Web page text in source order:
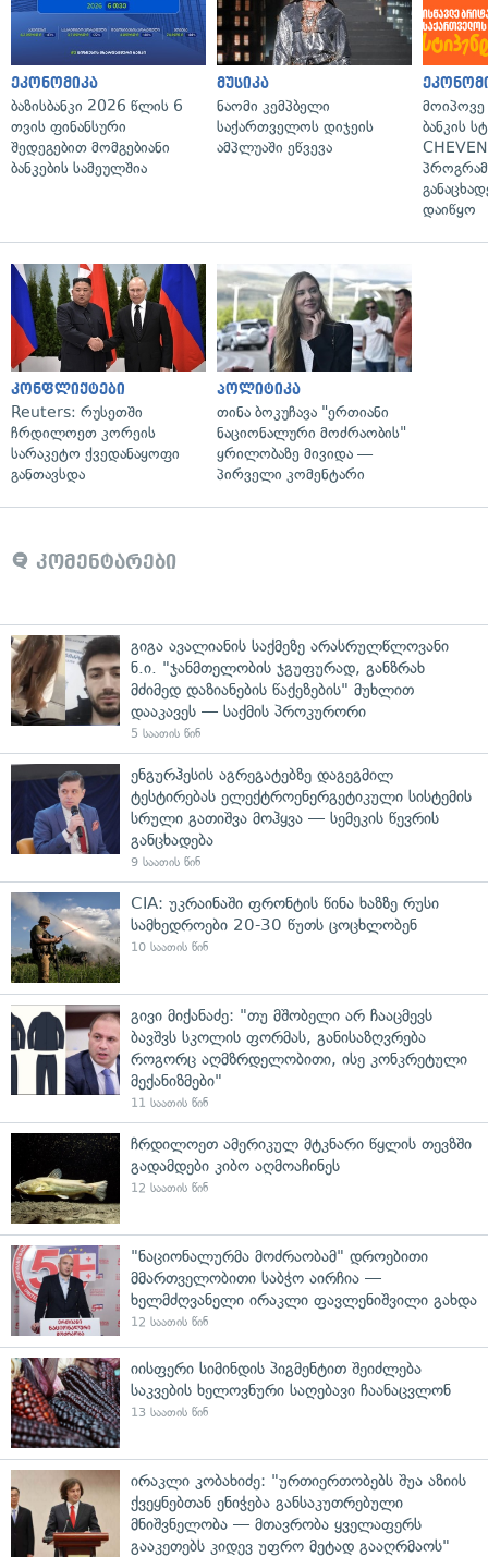
ეკონომიკა
ბაზისბანკი 2026 წლის 6
თვის ფინანსური
შედეგებით მომგებიანი
ბანკების სამეულშია
მუსიკა
ნაომი კემპბელი
საქართველოს დიჯეის
ამპლუაში ეწვევა
ბანკის
დაიწყო
კონფლიქტები
Reuters: რუსეთში
ჩრდილოეთ კორეის
სარაკეტო ქვედანაყოფი
განთავსდა
პოლიტიკა
თინა ბოკუჩავა "ერთიანი
ნაციონალური მოძრაობის"
ყრილობაზე მივიდა —
პირველი კომენტარი
კომენტარები
გიგა ავალიანის საქმეზე არასრულწლოვანი
ნ.ი. "ჯანმთელობის ჯგუფურად, განზრახ
მძიმედ დაზიანების წაქეზების" მუხლით
დააკავეს — საქმის პროკურორი
5 საათის წინ
ენგურჰესის აგრეგატებზე დაგეგმილ
ტესტირებას ელექტროენერგეტიკული სისტემის
სრული გათიშვა მოჰყვა — სემეკის წევრის
განცხადება
9 საათის წინ
CIA: უკრაინაში ფრონტის წინა ხაზზე რუსი
სამხედროები 20-30 წუთს ცოცხლობენ
10 საათის წინ
გივი მიქანაძე: "თუ მშობელი არ ჩააცმევს
ბავშვს სკოლის ფორმას, განისაზღვრება
როგორც აღმზრდელობითი, ისე კონკრეტული
მექანიზმები"
11 საათის წინ
ჩრდილოეთ ამერიკულ მტკნარი წყლის თევზში
გადამდები კიბო აღმოაჩინეს
12 საათის წინ
"ნაციონალურმა მოძრაობამ" დროებითი
მმართველობითი საბჭო აირჩია —
ხელმძღვანელი ირაკლი ფავლენიშვილი გახდა
12 საათის წინ
იისფერი სიმინდის პიგმენტით შეიძლება
საკვების ხელოვნური საღებავი ჩაანაცვლონ
13 საათის წინ
ირაკლი კობახიძე: "ურთიერთობებს შუა აზიის
ქვეყნებთან ენიჭება განსაკუთრებული
მნიშვნელობა — მთავრობა ყველაფერს
გააკეთებს კიდევ უფრო მეტად გააღრმაოს"